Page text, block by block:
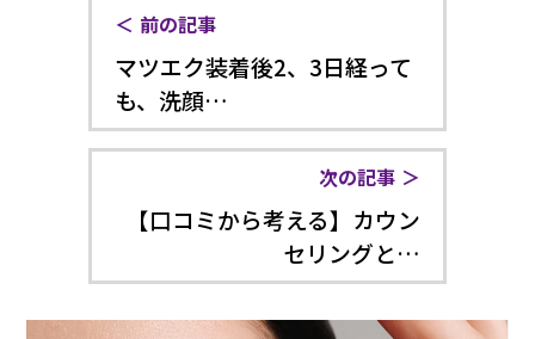
前の記事
マツエク装着後2、3日経って
も、洗顔…
次の記事
【口コミから考える】カウン
セリングと…